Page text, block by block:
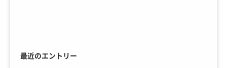
最近のエントリー